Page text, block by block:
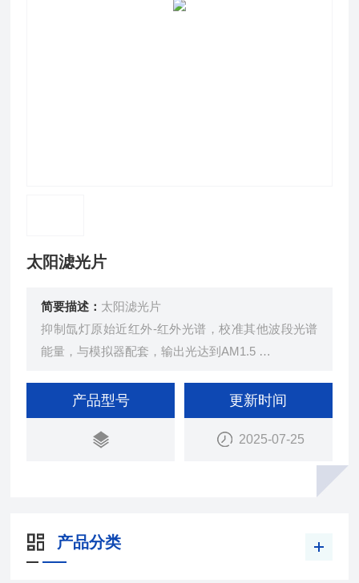
太阳滤光片
简要描述： 太阳滤光片
抑制氙灯原始近红外-红外光谱，校准其他波段光谱
能量，与模拟器配套，输出光达到AM1.5
瑞研联合研发中心设计镀膜生产
本品可提供试用片
产品型号 更新时间
2025-07-25
产品分类